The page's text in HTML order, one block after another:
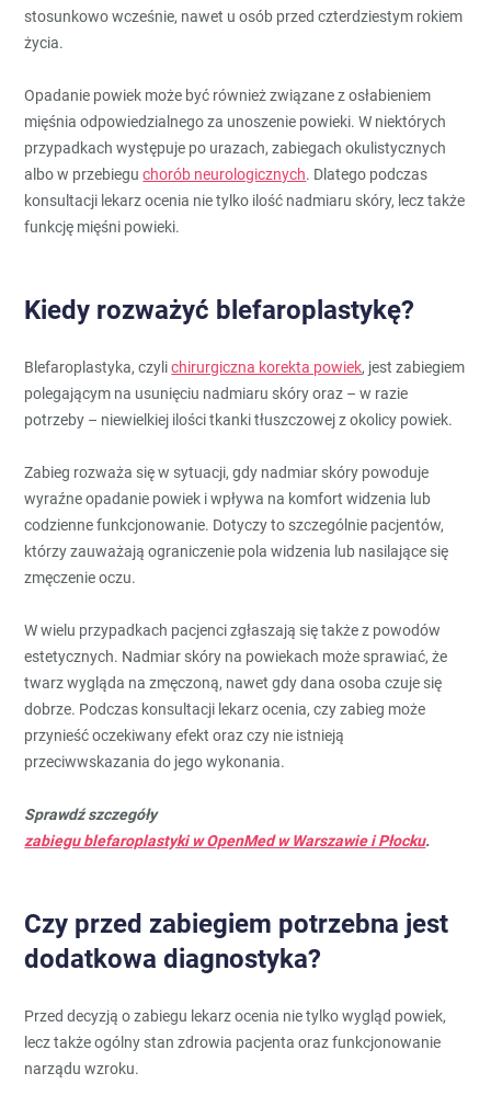
stosunkowo wcześnie, nawet u osób przed czterdziestym rokiem
życia.
Opadanie powiek może być również związane z osłabieniem
mięśnia odpowiedzialnego za unoszenie powieki. W niektórych
przypadkach występuje po urazach, zabiegach okulistycznych
albo w przebieguchorób neurologicznych. Dlatego podczas
konsultacji lekarz ocenia nie tylko ilość nadmiaru skóry, lecz także
funkcję mięśni powieki.
Kiedy rozważyć blefaroplastykę?
Blefaroplastyka, czylichirurgiczna korekta powiek, jest zabiegiem
polegającym na usunięciu nadmiaru skóry oraz – w razie
potrzeby – niewielkiej ilości tkanki tłuszczowej z okolicy powiek.
Zabieg rozważa się w sytuacji, gdy nadmiar skóry powoduje
wyraźne opadanie powiek i wpływa na komfort widzenia lub
codzienne funkcjonowanie. Dotyczy to szczególnie pacjentów,
którzy zauważają ograniczenie pola widzenia lub nasilające się
zmęczenie oczu.
W wielu przypadkach pacjenci zgłaszają się także z powodów
estetycznych. Nadmiar skóry na powiekach może sprawiać, że
twarz wygląda na zmęczoną, nawet gdy dana osoba czuje się
dobrze. Podczas konsultacji lekarz ocenia, czy zabieg może
przynieść oczekiwany efekt oraz czy nie istnieją
przeciwwskazania do jego wykonania.
Sprawdź szczegóły
zabiegu blefaroplastyki w OpenMed w Warszawie i Płocku.
Czy przed zabiegiem potrzebna jest
dodatkowa diagnostyka?
Przed decyzją o zabiegu lekarz ocenia nie tylko wygląd powiek,
lecz także ogólny stan zdrowia pacjenta oraz funkcjonowanie
narządu wzroku.